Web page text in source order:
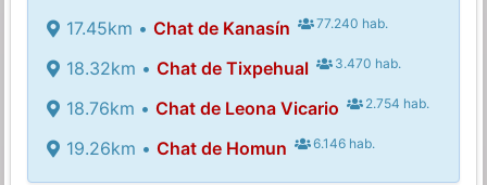
17.45km • Chat de Kanasín 77.240 hab.
18.32km • Chat de Tixpehual 3.470 hab.
18.76km • Chat de Leona Vicario 2.754 hab.
19.26km • Chat de Homun 6.146 hab.